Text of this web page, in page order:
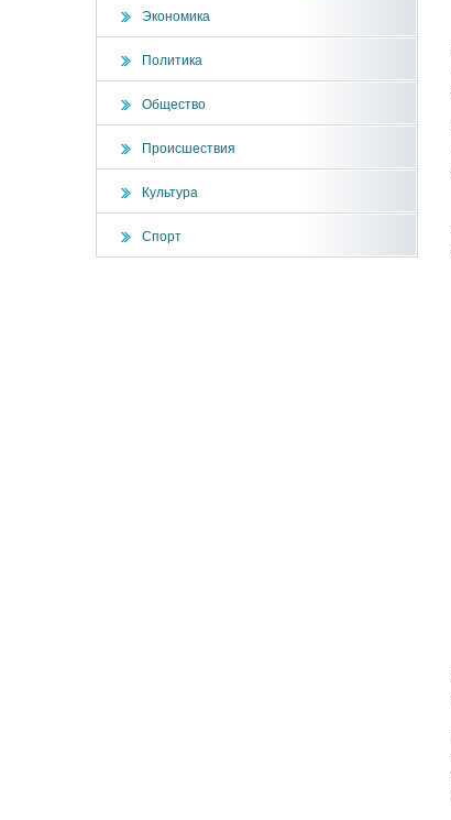
Экономика
Политика
Общество
Происшествия
Культура
Спорт